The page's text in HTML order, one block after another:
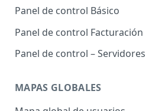
Panel de control Básico
Panel de control Facturación
Panel de control – Servidores
MAPAS GLOBALES